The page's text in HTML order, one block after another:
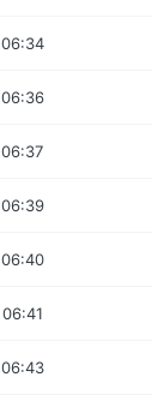
06:34
06:36
06:37
06:39
06:40
06:41
06:43